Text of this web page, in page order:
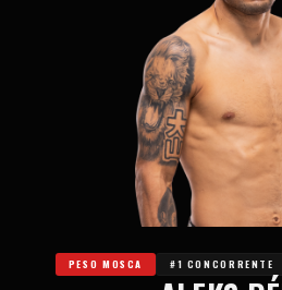
PESO MOSCA #1 CONCORRENTE